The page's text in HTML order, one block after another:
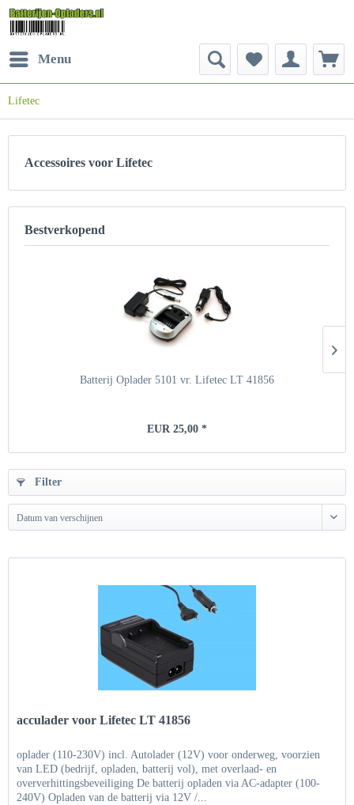
Menu
Lifetec
Accessoires voor Lifetec
Bestverkopend
Batterij Oplader 5101 vr. Lifetec LT 41856
EUR 25,00 *
Filter
Datum van verschijnen
acculader voor Lifetec LT 41856
oplader (110-230V) incl. Autolader (12V) voor onderweg, voorzien
van LED (bedrijf, opladen, batterij vol), met overlaad- en
oververhittingsbeveiliging De batterij opladen via AC-adapter (100-
240V) Opladen van de batterij via 12V /...